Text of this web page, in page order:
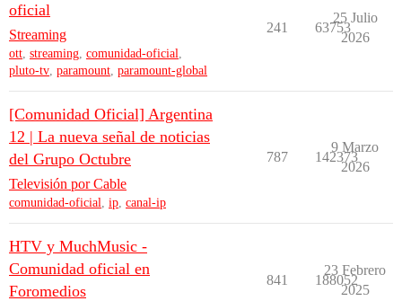
oficial
Streaming
ott, streaming, comunidad-oficial,
pluto-tv, paramount, paramount-global
241 63753
25 Julio
2026
[Comunidad Oficial] Argentina
12 | La nueva señal de noticias
del Grupo Octubre
Televisión por Cable
comunidad-oficial, ip, canal-ip
787 142373
9 Marzo
2026
HTV y MuchMusic -
Comunidad oficial en
Foromedios
841 188052
23 Febrero
2025